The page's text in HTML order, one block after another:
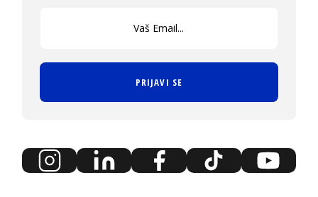
PRIJAVI SE